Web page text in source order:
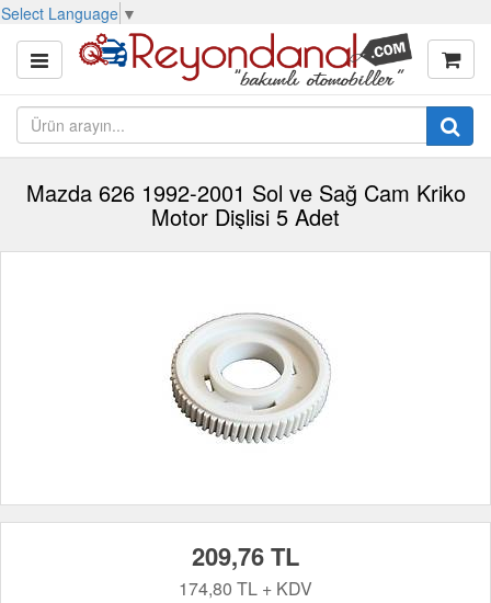
Select Language ▼
Mazda 626 1992-2001 Sol ve Sağ Cam Kriko
Motor Dişlisi 5 Adet
209,76 TL
174,80 TL + KDV